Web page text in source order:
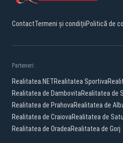
ContactTermeni și condițiiPolitică de
Parteneri:
Realitatea.NETRealitatea Sportiva
Realitatea de DambovitaRealitatea de
Realitatea de PrahovaRealitatea de
Realitatea de CraiovaRealitatea de
Realitatea de OradeaRealitatea de Gorj